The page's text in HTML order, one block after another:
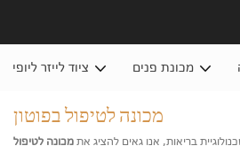
ציוד לייזר ליופי מכונת פנים
מכונה לטיפול בפוטון
בריאות, אנו גאים להציג את מכונה לטיפול